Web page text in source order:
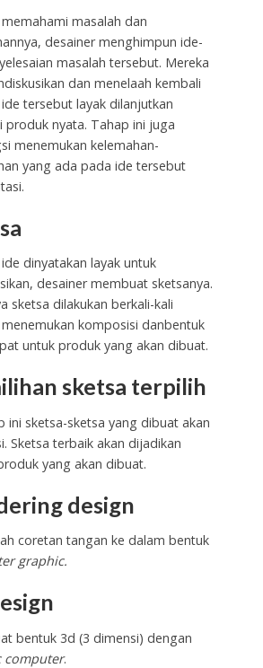
masalah dan
desainer menghimpun ide-
masalah tersebut. Mereka
dan menelaah kembali
tersebut layak dilanjutkan
produk nyata. Tahap ini juga
menemukan kelemahan-
yang ada pada ide tersebut
dinyatakan layak untuk
desainer membuat sketsanya.
sketsa dilakukan berkali-kali
komposisi danbentuk
untuk produk yang akan dibuat.
sketsa terpilih
ini sketsa-sketsa yang dibuat akan
Sketsa terbaik akan dijadikan
yang akan dibuat.
design
coretan tangan ke dalam bentuk
graphic.
bentuk 3d (3 dimensi) dengan
computer.